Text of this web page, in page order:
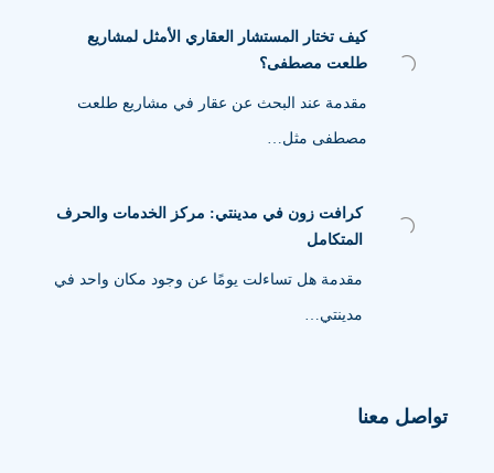
كيف تختار المستشار العقاري الأمثل لمشاريع
طلعت مصطفى؟
مقدمة عند البحث عن عقار في مشاريع طلعت
مصطفى مثل…
كرافت زون في مدينتي: مركز الخدمات والحرف
المتكامل
مقدمة هل تساءلت يومًا عن وجود مكان واحد في
مدينتي…
تواصل معنا